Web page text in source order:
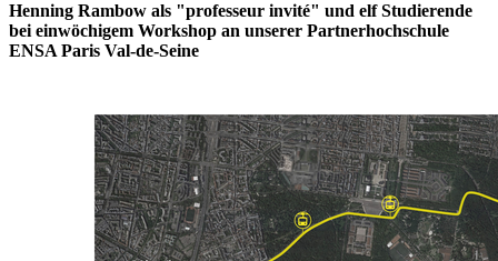
Henning Rambow als "professeur invité" und elf Studierende
bei einwöchigem Workshop an unserer Partnerhochschule
ENSA Paris Val-de-Seine